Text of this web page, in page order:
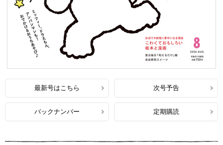
最新号はこちら 次号予告
バックナンバー 定期購読